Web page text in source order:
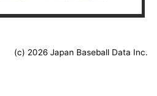
(c) 2026 Japan Baseball Data Inc.